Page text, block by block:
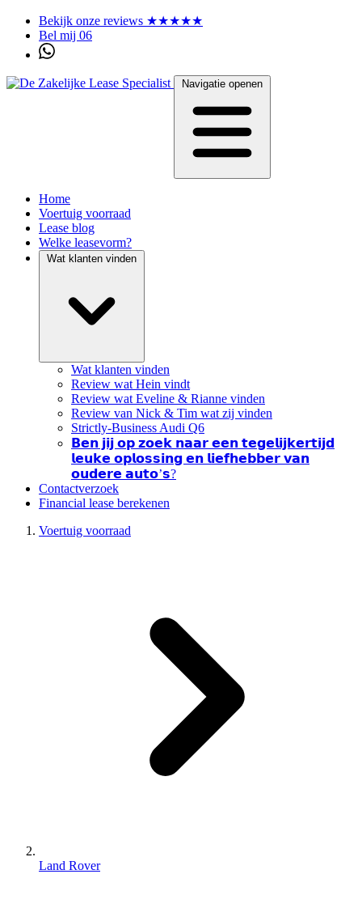
Bekijk onze reviews ★★★★★
Bel mij 06
Navigatie openen
Home
Voertuig voorraad
Lease blog
Welke leasevorm?
Wat klanten vinden
Wat klanten vinden
Review wat Hein vindt
Review wat Eveline & Rianne vinden
Review van Nick & Tim wat zij vinden
Strictly-Business Audi Q6
𝗕𝗲𝗻 𝗷𝗶𝗷 𝗼𝗽 𝘇𝗼𝗲𝗸 𝗻𝗮𝗮𝗿 𝗲𝗲𝗻 𝘁𝗲𝗴𝗲𝗹𝗶𝗷𝗸𝗲𝗿𝘁𝗶𝗷𝗱
𝗹𝗲𝘂𝗸𝗲 𝗼𝗽𝗹𝗼𝘀𝘀𝗶𝗻𝗴 𝗲𝗻 𝗹𝗶𝗲𝗳𝗵𝗲𝗯𝗯𝗲𝗿 𝘃𝗮𝗻
𝗼𝘂𝗱𝗲𝗿𝗲 𝗮𝘂𝘁𝗼’𝘀?
Contactverzoek
Financial lease berekenen
Voertuig voorraad
Land Rover